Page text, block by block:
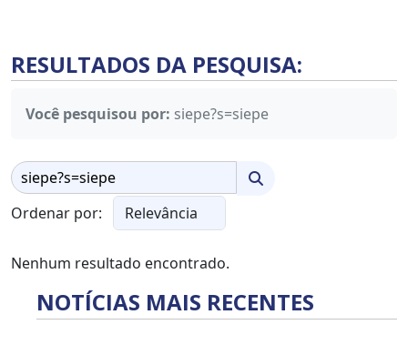
RESULTADOS DA PESQUISA:
Você pesquisou por: siepe?s=siepe
Pesquisar
por:
Ordenar por:
Nenhum resultado encontrado.
NOTÍCIAS MAIS RECENTES